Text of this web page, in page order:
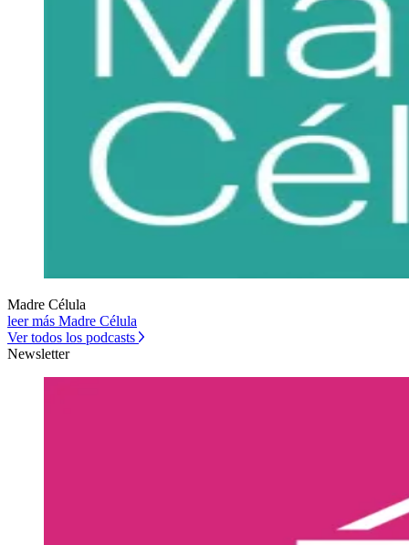
Madre Célula
leer más Madre Célula
Ver todos los podcasts
Newsletter